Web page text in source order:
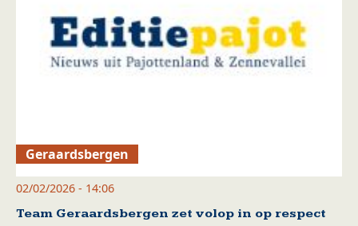
Geraardsbergen
02/02/2026 - 14:06
Team Geraardsbergen zet volop in op respect